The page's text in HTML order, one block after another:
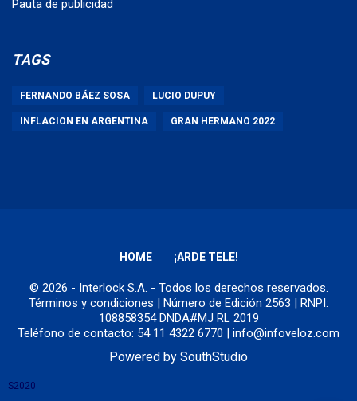
Pauta de publicidad
TAGS
FERNANDO BÁEZ SOSA LUCIO DUPUY
INFLACION EN ARGENTINA GRAN HERMANO 2022
HOME ¡ARDE TELE!
© 2026 - Interlock S.A. - Todos los derechos reservados.
Términos y condiciones | Número de Edición 2563 | RNPI:
108858354 DNDA#MJ RL 2019
Teléfono de contacto: 54 11 4322 6770 | info@infoveloz.com
Powered by SouthStudio
S2020